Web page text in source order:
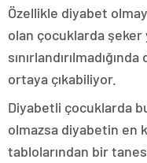
Özellikle diyabet
olan çocuklarda şeker
ortaya çıkabiliyor.
Diyabetli çocuklarda
olmazsa diyabetin en
tablolarından bir